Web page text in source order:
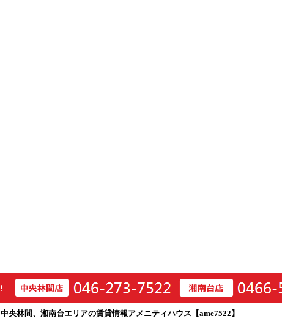
中央林間、湘南台エリアの賃貸情報アメニティハウス【ame7522】